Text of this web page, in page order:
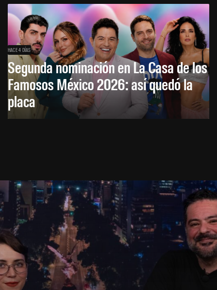
HACE 4 DÍAS
Segunda nominación en La Casa de los
Famosos México 2026: así quedó la
placa